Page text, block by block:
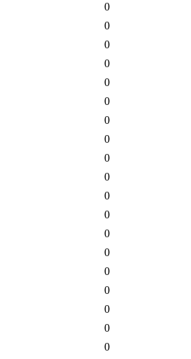
0
0
0
0
0
0
0
0
0
0
0
0
0
0
0
0
0
0
0